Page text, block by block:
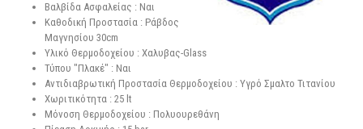
Βαλβίδα Ασφαλείας : Ναι
Καθοδική Προστασία : Ράβδος
Μαγνησίου 30cm
Υλικό Θερμοδοχείου : Χαλυβας-Glass
Τύπου "Πλακέ" : Ναι
Αντιδιαβρωτική Προστασία Θερμοδοχείου : Υγρό Σμαλτο Τιτανίου
Χωριτικότητα : 25 lt
Μόνοση Θερμοδοχείου : Πολυουρεθάνη